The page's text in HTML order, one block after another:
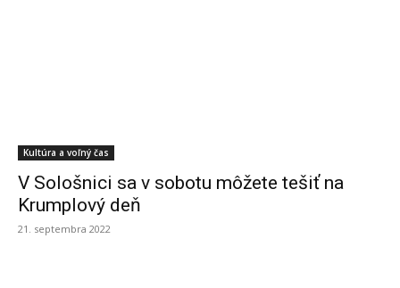
Kultúra a voľný čas
V Sološnici sa v sobotu môžete tešiť na
Krumplový deň
21. septembra 2022